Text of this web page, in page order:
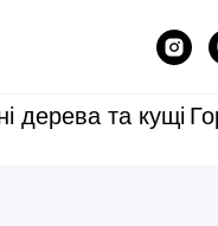
дерева та кущі